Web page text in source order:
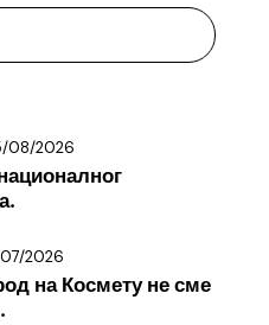
08/2026
07/2026
на Космету не сме